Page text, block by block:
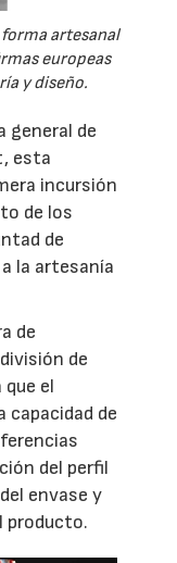
artesanal
europeas
y diseño.
general de
esta
incursión
de los
de
la artesanía
de
de
el
de
del perfil
envase y
producto.